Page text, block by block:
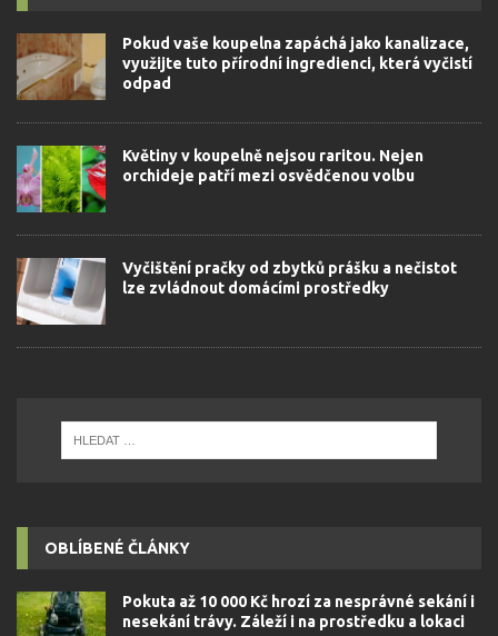
Pokud vaše koupelna zapáchá jako kanalizace,
využijte tuto přírodní ingredienci, která vyčistí
odpad
Květiny v koupelně nejsou raritou. Nejen
orchideje patří mezi osvědčenou volbu
Vyčištění pračky od zbytků prášku a nečistot
lze zvládnout domácími prostředky
OBLÍBENÉ ČLÁNKY
Pokuta až 10 000 Kč hrozí za nesprávné sekání i
nesekání trávy. Záleží i na prostředku a lokaci